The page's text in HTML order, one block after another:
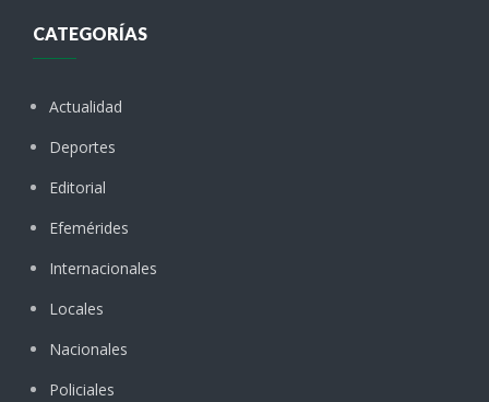
CATEGORÍAS
Actualidad
Deportes
Editorial
Efemérides
Internacionales
Locales
Nacionales
Policiales